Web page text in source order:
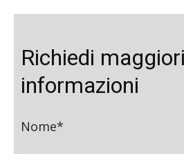
Richiedi maggiori
informazioni
Nome*